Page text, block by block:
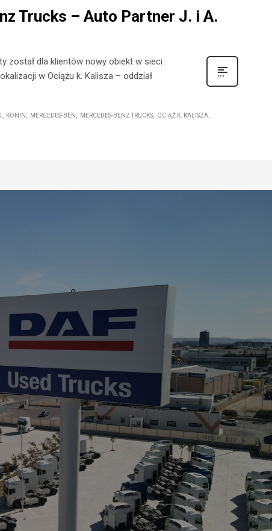
Trucks – Auto Partner J. i A.
został dla klientów nowy obiekt w sieci
w Ociążu k. Kalisza – oddział
KONIN MERCEDES-BEN MERCEDES-BENZ TRUCKS
OCIĄŻ K. KALISZA